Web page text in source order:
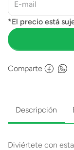
Comparte
Descripción
Diviértete con